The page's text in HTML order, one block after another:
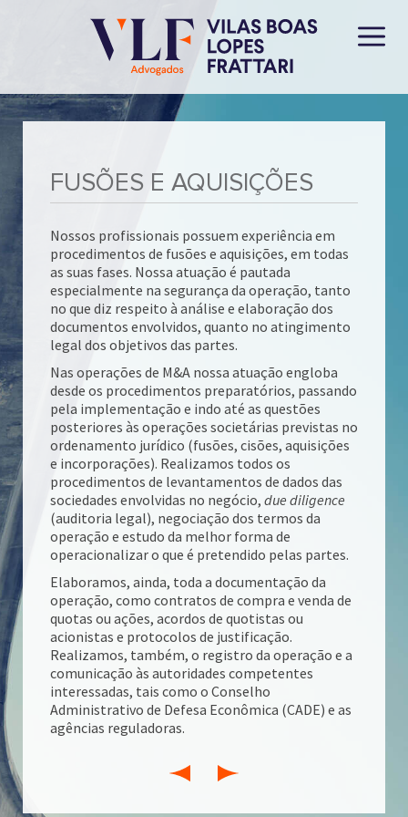
FUSÕES E AQUISIÇÕES
Nossos profissionais possuem experiência em
procedimentos de fusões e aquisições, em todas
as suas fases. Nossa atuação é pautada
especialmente na segurança da operação, tanto
no que diz respeito à análise e elaboração dos
documentos envolvidos, quanto no atingimento
legal dos objetivos das partes.
Nas operações de M&A nossa atuação engloba
desde os procedimentos preparatórios, passando
pela implementação e indo até as questões
posteriores às operações societárias previstas no
ordenamento jurídico (fusões, cisões, aquisições
e incorporações). Realizamos todos os
procedimentos de levantamentos de dados das
sociedades envolvidas no negócio, due diligence
(auditoria legal), negociação dos termos da
operação e estudo da melhor forma de
operacionalizar o que é pretendido pelas partes.
Elaboramos, ainda, toda a documentação da
operação, como contratos de compra e venda de
quotas ou ações, acordos de quotistas ou
acionistas e protocolos de justificação.
Realizamos, também, o registro da operação e a
comunicação às autoridades competentes
interessadas, tais como o Conselho
Administrativo de Defesa Econômica (CADE) e as
agências reguladoras.